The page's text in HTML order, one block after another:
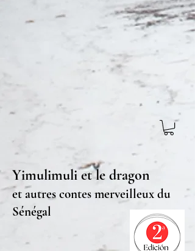
Yimulimuli et le dragon
et autres contes merveilleux du
Sénégal